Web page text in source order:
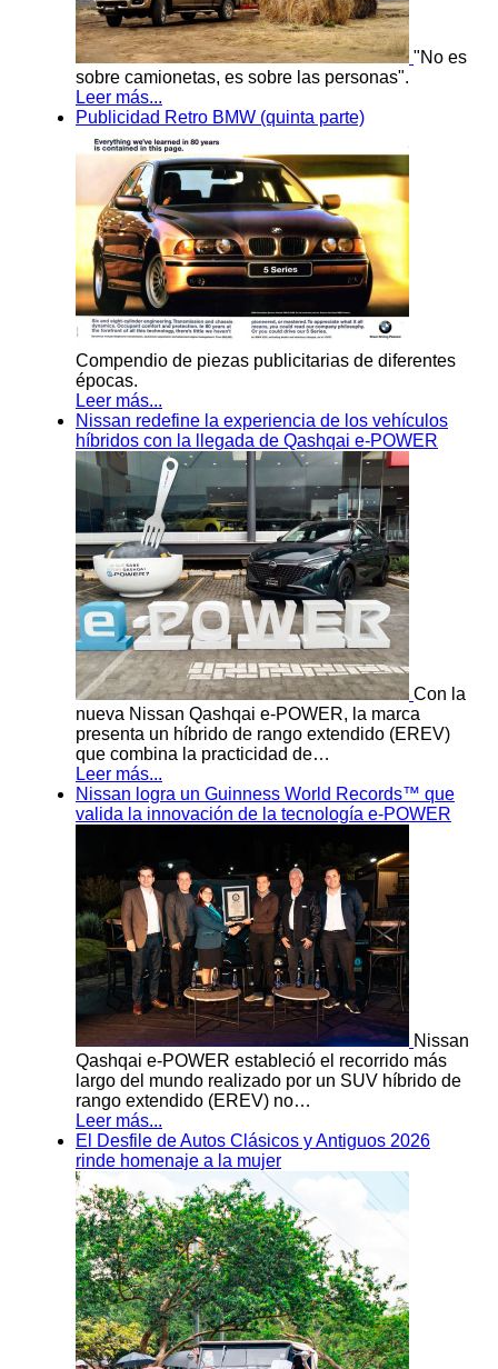
"No es
sobre camionetas, es sobre las personas".
Leer más...
Publicidad Retro BMW (quinta parte)
Compendio de piezas publicitarias de diferentes
épocas.
Leer más...
Nissan redefine la experiencia de los vehículos
híbridos con la llegada de Qashqai e-POWER
Con la
nueva Nissan Qashqai e-POWER, la marca
presenta un híbrido de rango extendido (EREV)
que combina la practicidad de…
Leer más...
Nissan logra un Guinness World Records™ que
valida la innovación de la tecnología e-POWER
Nissan
Qashqai e-POWER estableció el recorrido más
largo del mundo realizado por un SUV híbrido de
rango extendido (EREV) no…
Leer más...
El Desfile de Autos Clásicos y Antiguos 2026
rinde homenaje a la mujer